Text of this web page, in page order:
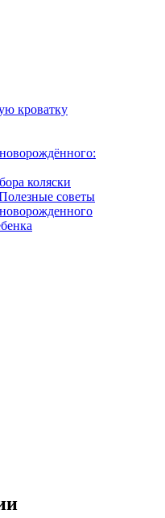
кроватку
коляски
советы